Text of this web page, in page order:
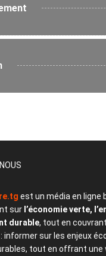
est un média en ligne
sur l’économie verte,
durable, tout en
informer sur les enjeux
tout en offrant une